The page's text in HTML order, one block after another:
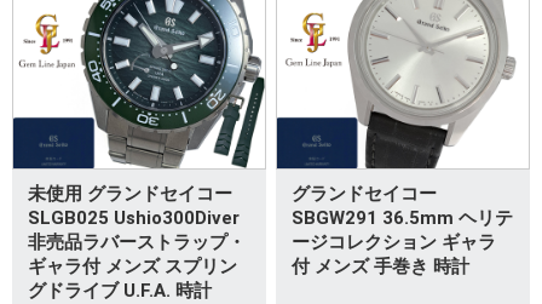
未使用 グランドセイコー
SLGB025 Ushio300Diver
非売品ラバーストラップ・
ギャラ付 メンズ スプリン
グドライブ U.F.A. 時計
グランドセイコー
SBGW291 36.5mm ヘリテ
ージコレクション ギャラ
付 メンズ 手巻き 時計